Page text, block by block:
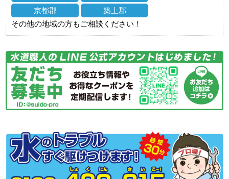
京都郡
築上郡
その他の地域の方もご相談ください！